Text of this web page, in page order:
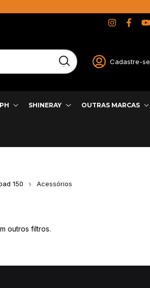
Cadastre-se
SHINERAY OUTRAS MARCAS
150 Acessórios
outros filtros.